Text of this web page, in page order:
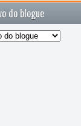
do blogue